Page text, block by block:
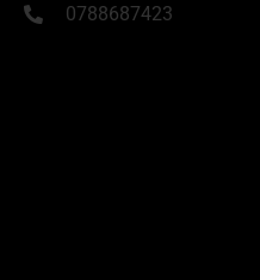
0788687423